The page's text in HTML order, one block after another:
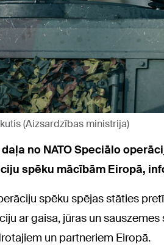
(Aizsardzības ministrija)
no NATO Speciālo
spēku mācībām Eiropā,
spēku spējas stāties
ar gaisa, jūras un sauszemes
un partneriem Eiropā.